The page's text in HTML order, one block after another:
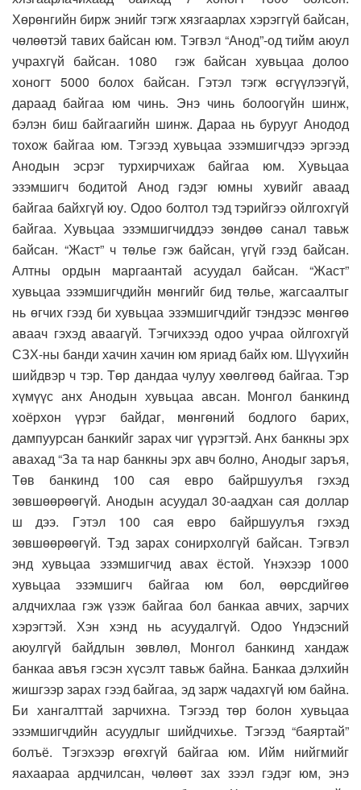
Хөрөнгийн бирж энийг тэгж хязгаарлах хэрэггүй байсан,
чөлөөтэй тавих байсан юм. Тэгвэл “Анод”-од тийм аюул
учрахгүй байсан. 1080 гэж байсан хувьцаа долоо
хоногт 5000 болох байсан. Гэтэл тэгж өсгүүлээгүй,
дараад байгаа юм чинь. Энэ чинь болоогүйн шинж,
бэлэн биш байгаагийн шинж. Дараа нь бурууг Анодод
тохож байгаа юм. Тэгээд хувьцаа эзэмшигчдээ эргээд
Анодын эсрэг турхирчихаж байгаа юм. Хувьцаа
эзэмшигч бодитой Анод гэдэг юмны хувийг аваад
байгаа байхгүй юу. Одоо болтол тэд тэрийгээ ойлгохгүй
байгаа. Хувьцаа эзэмшигчиддээ зөндөө санал тавьж
байсан. “Жаст” ч төлье гэж байсан, үгүй гээд байсан.
Алтны ордын маргаантай асуудал байсан. “Жаст”
хувьцаа эзэмшигчдийн мөнгийг бид төлье, жагсаалтыг
нь өгчих гээд би хувьцаа эзэмшигчдийг тэндээс мөнгөө
аваач гэхэд аваагүй. Тэгчихээд одоо учраа ойлгохгүй
СЗХ-ны банди хачин хачин юм яриад байх юм. Шүүхийн
шийдвэр ч тэр. Төр дандаа чулуу хөөлгөөд байгаа. Тэр
хүмүүс анх Анодын хувьцаа авсан. Монгол банкинд
хоёрхон үүрэг байдаг, мөнгөний бодлого барих,
дампуурсан банкийг зарах чиг үүрэгтэй. Анх банкны эрх
авахад “За та нар банкны эрх авч болно, Анодыг заръя,
Төв банкинд 100 сая евро байршуулъя гэхэд
зөвшөөрөөгүй. Анодын асуудал 30-аадхан сая доллар
ш дээ. Гэтэл 100 сая евро байршуулъя гэхэд
зөвшөөрөөгүй. Тэд зарах сонирхолгүй байсан. Тэгвэл
энд хувьцаа эзэмшигчид авах ёстой. Үнэхээр 1000
хувьцаа эзэмшигч байгаа юм бол, өөрсдийгөө
алдчихлаа гэж үзэж байгаа бол банкаа авчих, зарчих
хэрэгтэй. Хэн хэнд нь асуудалгүй. Одоо Үндэсний
аюулгүй байдлын зөвлөл, Монгол банкинд хандаж
банкаа авъя гэсэн хүсэлт тавьж байна. Банкаа дэлхийн
жишгээр зарах гээд байгаа, эд зарж чадахгүй юм байна.
Би хангалттай зарчихна. Тэгээд төр болон хувьцаа
эзэмшигчдийн асуудлыг шийдчихье. Тэгээд “баяртай”
болъё. Тэгэхээр өгөхгүй байгаа юм. Ийм нийгмийг
яахаараа ардчилсан, чөлөөт зах зээл гэдэг юм, энэ